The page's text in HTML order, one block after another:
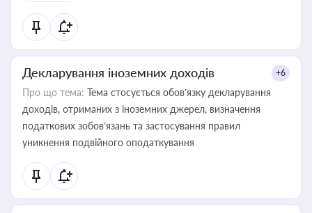
Декларування іноземних доходів +6
Про що тема: Тема стосується обов’язку декларування
доходів, отриманих з іноземних джерел, визначення
податкових зобов’язань та застосування правил
уникнення подвійного оподаткування